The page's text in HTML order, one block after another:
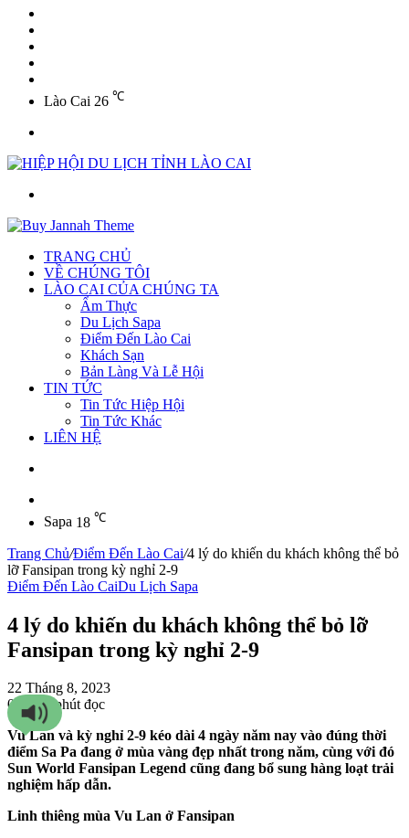
Lào Cai 26 ℃
TRANG CHỦ
VỀ CHÚNG TÔI
LÀO CAI CỦA CHÚNG TA
Ẩm Thực
Du Lịch Sapa
Điểm Đến Lào Cai
Khách Sạn
Bản Làng Và Lễ Hội
TIN TỨC
Tin Tức Hiệp Hội
Tin Tức Khác
LIÊN HỆ
Sapa 18 ℃
Trang Chủ/Điểm Đến Lào Cai/4 lý do khiến du khách không thể bỏ
lỡ Fansipan trong kỳ nghỉ 2-9
Điểm Đến Lào CaiDu Lịch Sapa
4 lý do khiến du khách không thể bỏ lỡ
Fansipan trong kỳ nghỉ 2-9
22 Tháng 8, 2023
0 2394 phút đọc
Vu Lan và kỳ nghỉ 2-9 kéo dài 4 ngày năm nay vào đúng thời
điểm Sa Pa đang ở mùa vàng đẹp nhất trong năm, cùng với đó
Sun World Fansipan Legend cũng đang bổ sung hàng loạt trải
nghiệm hấp dẫn.
Linh thiêng mùa Vu Lan ở Fansipan